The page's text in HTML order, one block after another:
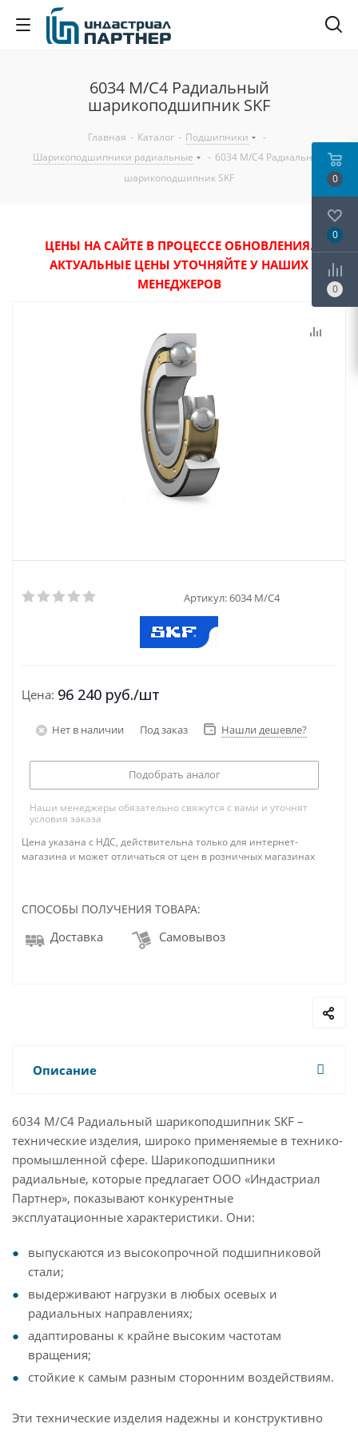
6034 M/C4 Радиальный
шарикоподшипник SKF
Главная - Каталог - Подшипники
-
Шарикоподшипники радиальные
- 6034 M/C4 Радиальный
шарикоподшипник SKF
ЦЕНЫ НА САЙТЕ В ПРОЦЕССЕ ОБНОВЛЕНИЯ.
АКТУАЛЬНЫЕ ЦЕНЫ УТОЧНЯЙТЕ У НАШИХ
МЕНЕДЖЕРОВ
Артикул:6034 M/C4
Цена: 96 240 руб./шт
Нет в наличии Под заказ Нашли дешевле?
Подобрать аналог
Наши менеджеры обязательно свяжутся с вами и уточнят
условия заказа
Цена указана с НДС, действительна только для интернет-
магазина и может отличаться от цен в розничных магазинах
СПОСОБЫ ПОЛУЧЕНИЯ ТОВАРА:
Доставка Самовывоз
Описание
6034 M/C4 Радиальный шарикоподшипник SKF –
технические изделия, широко применяемые в технико-
промышленной сфере. Шарикоподшипники
радиальные, которые предлагает ООО «Индастриал
Партнер», показывают конкурентные
эксплуатационные характеристики. Они:
выпускаются из высокопрочной подшипниковой
стали;
выдерживают нагрузки в любых осевых и
радиальных направлениях;
адаптированы к крайне высоким частотам
вращения;
стойкие к самым разным сторонним воздействиям.
Эти технические изделия надежны и конструктивно
0
0
0